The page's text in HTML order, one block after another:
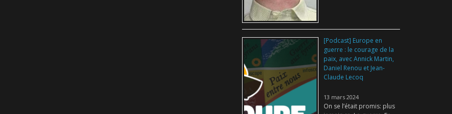
[Podcast] Europe en
guerre : le courage de la
paix, avec Annick Martin,
Daniel Renou et Jean-
Claude Lecoq
13 mars 2024
On se l’était promis: plus